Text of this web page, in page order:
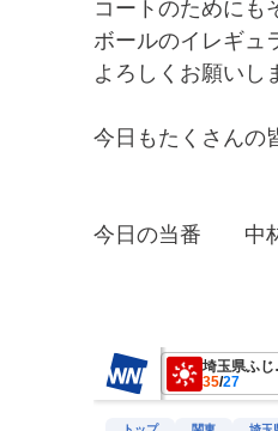
コートのためにも
ボールのイレギュ
よろしくお願いし
今日もたくさんの
今日の当番　　中
以